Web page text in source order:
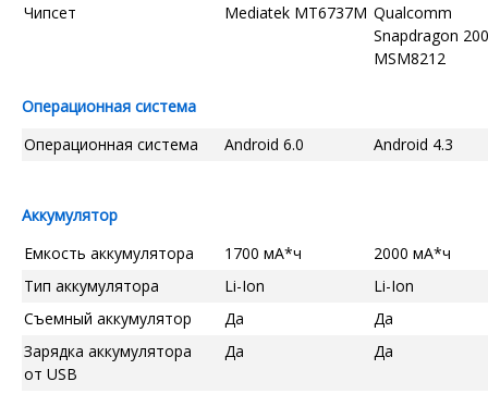
Чипсет
Mediatek MT6737M Qualcomm
Snapdragon 200
MSM8212
Операционная система
Операционная система
Android 6.0 Android 4.3
Аккумулятор
Емкость аккумулятора
1700 мА*ч
2000 мА*ч
Тип аккумулятора
Li-Ion
Li-Ion
Съемный аккумулятор
Да
Да
Зарядка аккумулятора
от USB
Да Да